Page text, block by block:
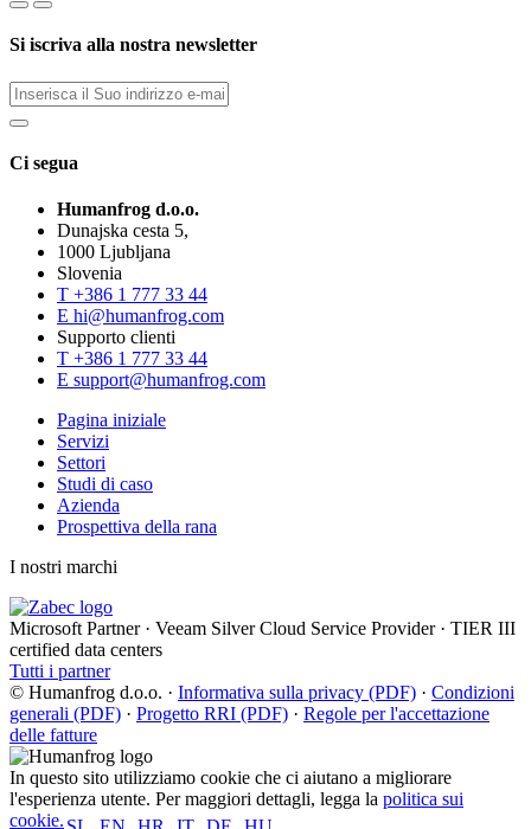
Si iscriva alla nostra newsletter
Ci segua
Humanfrog d.o.o.
Dunajska cesta 5,
1000 Ljubljana
Slovenia
T +386 1 777 33 44
E hi@humanfrog.com
Supporto clienti
T +386 1 777 33 44
E support@humanfrog.com
Pagina iniziale
Servizi
Settori
Studi di caso
Azienda
Prospettiva della rana
I nostri marchi
Microsoft Partner · Veeam Silver Cloud Service Provider · TIER III
certified data centers
Tutti i partner
© Humanfrog d.o.o. · Informativa sulla privacy (PDF) · Condizioni
generali (PDF) · Progetto RRI (PDF) · Regole per l'accettazione
delle fatture
In questo sito utilizziamo cookie che ci aiutano a migliorare
l'esperienza utente. Per maggiori dettagli, legga la politica sui
cookie.